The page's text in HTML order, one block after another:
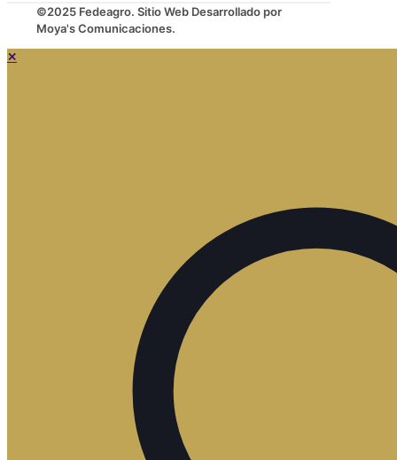
©2025 Fedeagro. Sitio Web Desarrollado por
Moya's Comunicaciones.
✕